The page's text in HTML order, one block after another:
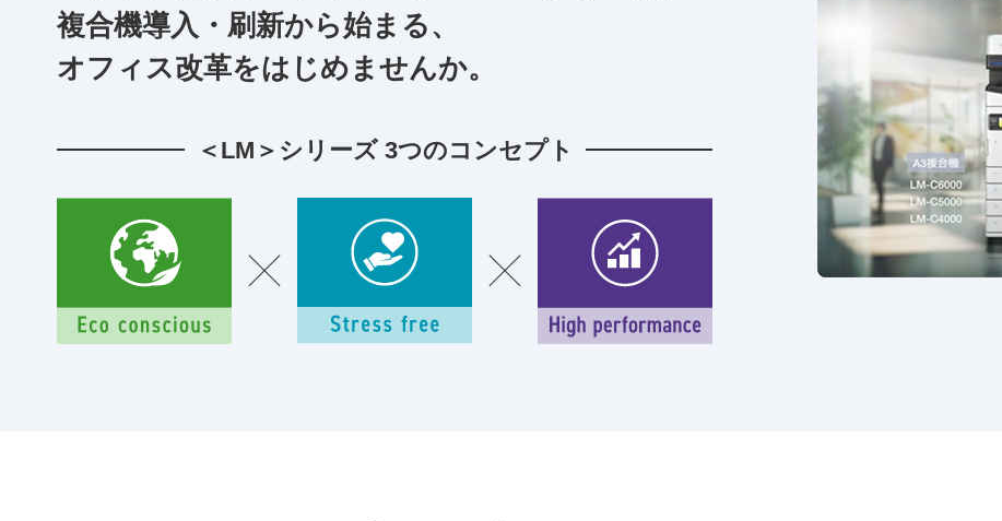
複合機導入・刷新から始まる、
オフィス改革をはじめませんか。
＜LM＞シリーズ 3つのコンセプト